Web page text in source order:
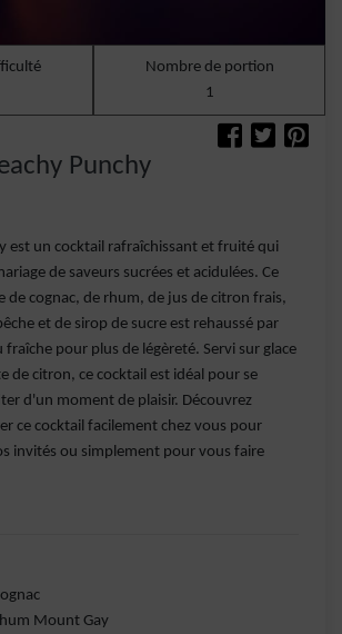
Nombre de portion
1
Punchy
est un cocktail rafraîchissant et fruité qui
de saveurs sucrées et acidulées. Ce
de cognac, de rhum, de jus de citron frais,
et de sirop de sucre est rehaussé par
fraîche pour plus de légèreté. Servi sur glace
de citron, ce cocktail est idéal pour se
d'un moment de plaisir. Découvrez
ce cocktail facilement chez vous pour
invités ou simplement pour vous faire
Mount Gay